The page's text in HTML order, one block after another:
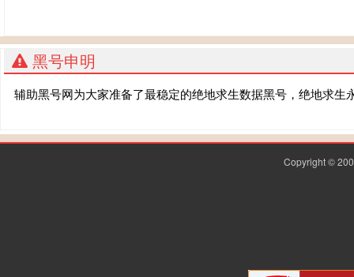
黑号申明
辅助黑号网为大家准备了最稳定的绝地求生数据黑号，绝地求
Copyright ©